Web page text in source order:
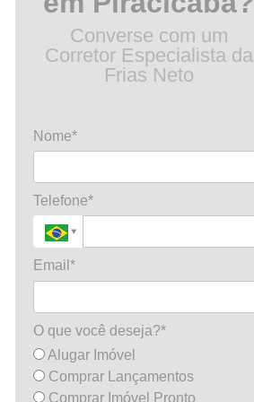
Converse com um
Corretor Especialista da
Frias Neto
Nome*
Telefone*
Email*
O que você deseja?*
Alugar Imóvel
Comprar Lançamentos
Comprar Imóvel Pronto